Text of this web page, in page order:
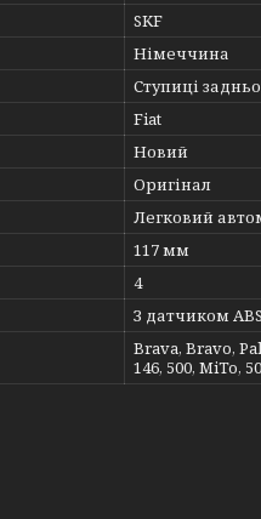
SKF
Німеччина
Ступиці
Fiat
Новий
Оригінал
Легковий
117 мм
4
З датчиком ABS
Brava, Bravo,
146, 500, MiTo,